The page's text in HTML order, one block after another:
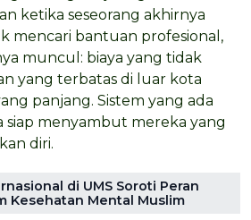
ketika seseorang akhirnya
mencari bantuan profesional,
muncul: biaya yang tidak
yang terbatas di luar kota
panjang. Sistem yang ada
menyambut mereka yang
diri.
di UMS Soroti Peran
Kesehatan Mental Muslim